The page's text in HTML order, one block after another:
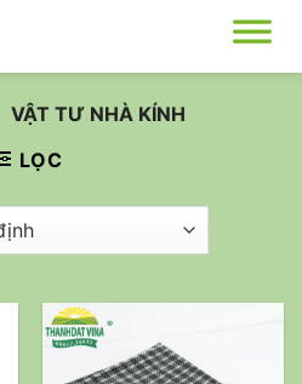
VẬT TƯ NHÀ KÍNH
LỌC